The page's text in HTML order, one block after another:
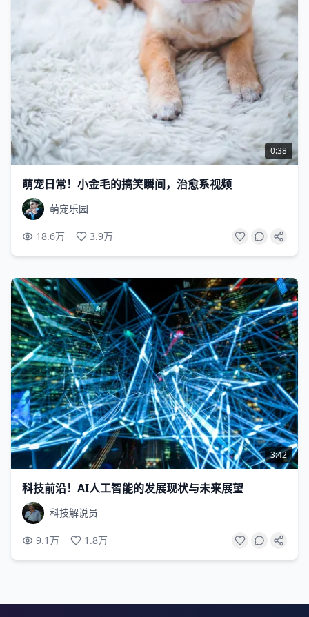
0:38
萌宠日常！小金毛的搞笑瞬间，治愈系视频
萌宠乐园
18.6万 3.9万
3:42
科技前沿！AI人工智能的发展现状与未来展望
科技解说员
9.1万 1.8万